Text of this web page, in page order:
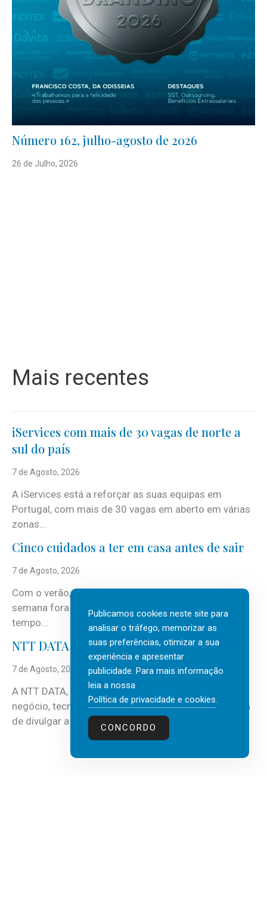
Número 162, julho-agosto de 2026
26 de Julho, 2026
Mais recentes
iServices com mais de 30 vagas de norte a
sul do país
7 de Agosto, 2026
A iServices está a reforçar as suas equipas em
Portugal, com mais de 30 vagas em aberto em várias
zonas...
Cinco cuidados a ter em casa antes de sair
7 de Agosto, 2026
Com o verão, chegam também as férias, os fins-de-
semana fora e os dias em que a casa fica mais
tempo...
NTT DATA Insurtech Global Outlook 2026
7 de Agosto, 2026
A NTT DATA, consultora global em serviços de
negócio, tecnologia e inteligência artificial (IA), acaba
de divulgar a mais recente...
Publicamos cookies neste site para
analisar o tráfego, memorizar as
suas preferências, otimizar a sua
experiência e apresentar
publicidade. Para mais informação
leia a nossa
Política de privacidade e cookies.
CONCORDO